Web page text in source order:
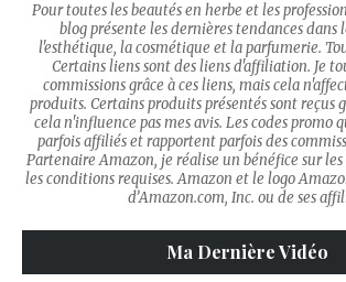
Pour toutes les beautés en herbe et les
blog présente les dernières tendances dans
l'esthétique, la cosmétique et la parfumerie.
Certains liens sont des liens d'affiliation. Je
commissions grâce à ces liens, mais cela
produits. Certains produits présentés sont reçus
cela n'influence pas mes avis. Les codes promo
parfois affiliés et rapportent parfois des
Partenaire Amazon, je réalise un bénéfice sur
les conditions requises. Amazon et le logo
d’Amazon.com, Inc. ou de ses
Ma Dernière Vidéo